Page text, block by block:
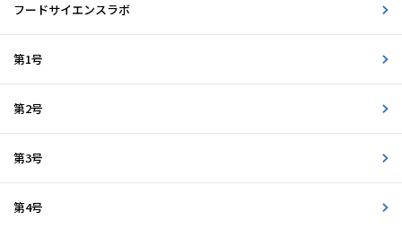
フードサイエンスラボ
第1号
第2号
第3号
第4号